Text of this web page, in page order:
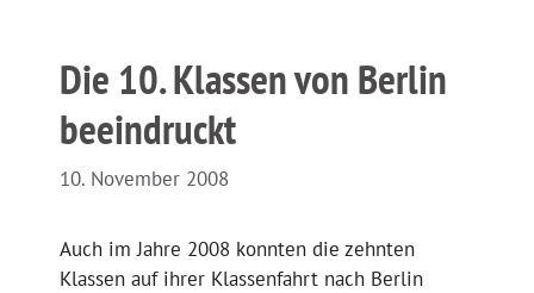
Die 10. Klassen von Berlin
beeindruckt
10. November 2008
Auch im Jahre 2008 konnten die zehnten
Klassen auf ihrer Klassenfahrt nach Berlin